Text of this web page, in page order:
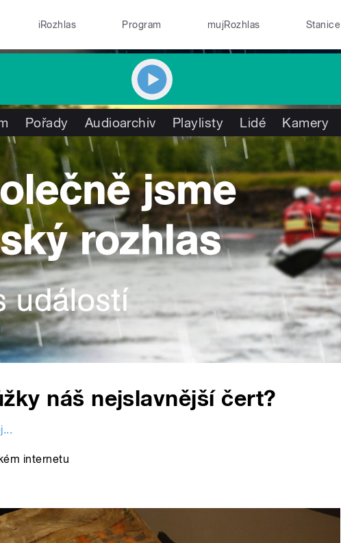
iRozhlas Program mujRozhlas Stanice
Pořady Audioarchiv Playlisty Lidé Kamery
náš nejslavnější čert?
internetu